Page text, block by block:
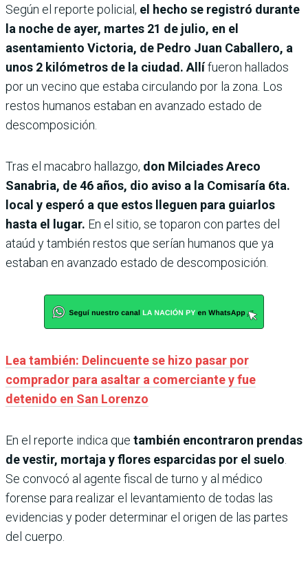
Según el reporte policial, el hecho se registró durante
la noche de ayer, martes 21 de julio, en el
asentamiento Victoria, de Pedro Juan Caballero, a
unos 2 kilómetros de la ciudad. Allífueron hallados
por un vecino que estaba circulando por la zona. Los
restos humanos estaban en avanzado estado de
descomposición.
Tras el macabro hallazgo, don Milciades Areco
Sanabria, de 46 años, dio aviso a la Comisaría 6ta.
local y esperó a que estos lleguen para guiarlos
hasta el lugar. En el sitio, se toparon con partes del
ataúd y también restos que serían humanos que ya
estaban en avanzado estado de descomposición.
Lea también: Delincuente se hizo pasar por
comprador para asaltar a comerciante y fue
detenido en San Lorenzo
En el reporte indica que también encontraron prendas
de vestir, mortaja y flores esparcidas por el suelo.
Se convocó al agente fiscal de turno y al médico
forense para realizar el levantamiento de todas las
evidencias y poder determinar el origen de las partes
del cuerpo.